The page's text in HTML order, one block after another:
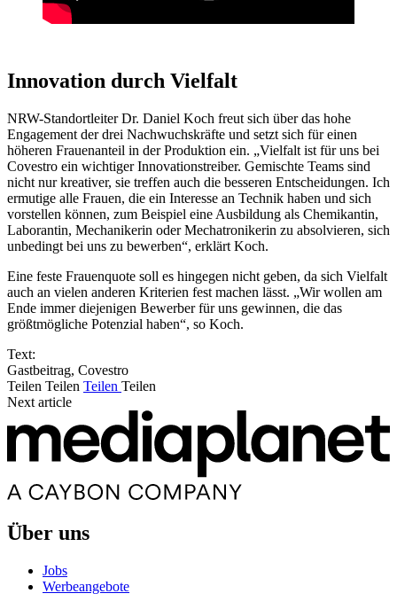
Innovation durch Vielfalt
NRW-Standortleiter Dr. Daniel Koch freut sich über das hohe
Engagement der drei Nachwuchskräfte und setzt sich für einen
höheren Frauenanteil in der Produktion ein. „Vielfalt ist für uns bei
Covestro ein wichtiger Innovationstreiber. Gemischte Teams sind
nicht nur kreativer, sie treffen auch die besseren Entscheidungen. Ich
ermutige alle Frauen, die ein Interesse an Technik haben und sich
vorstellen können, zum Beispiel eine Ausbildung als Chemikantin,
Laborantin, Mechanikerin oder Mechatronikerin zu absolvieren, sich
unbedingt bei uns zu bewerben“, erklärt Koch.
Eine feste Frauenquote soll es hingegen nicht geben, da sich Vielfalt
auch an vielen anderen Kriterien fest machen lässt. „Wir wollen am
Ende immer diejenigen Bewerber für uns gewinnen, die das
größtmögliche Potenzial haben“, so Koch.
Text:
Gastbeitrag, Covestro
Teilen Teilen Teilen Teilen
Next article
Über uns
Jobs
Werbeangebote